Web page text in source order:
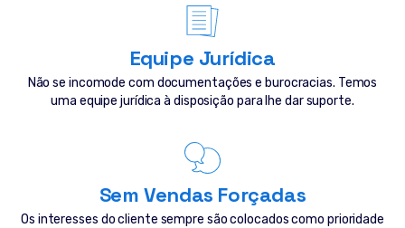
Equipe Jurídica
Não se incomode com documentações e burocracias. Temos
uma equipe jurídica à disposição para lhe dar suporte.
Sem Vendas Forçadas
Os interesses do cliente sempre são colocados como prioridade